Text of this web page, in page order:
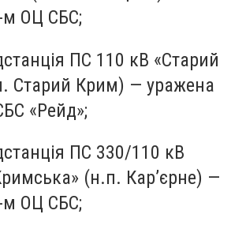
м ОЦ СБС;
ПС 110 кВ «Старий
Старий Крим) — уражена
«Рейд»;
ПС 330/110 кВ
(н.п. Кар’єрне) —
м ОЦ СБС;